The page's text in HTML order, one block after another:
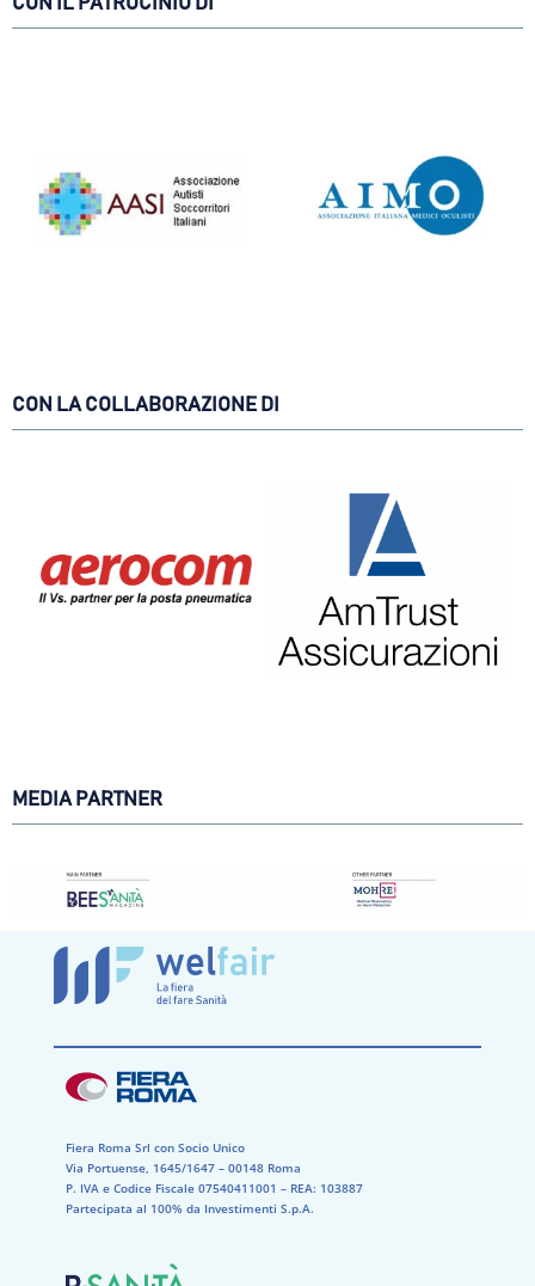
CON LA COLLABORAZIONE DI
MEDIA PARTNER
Fiera Roma Srl con Socio Unico
Via Portuense, 1645/1647 – 00148 Roma
P. IVA e Codice Fiscale 07540411001​ – REA: 103887​
Partecipata al 100% da Investimenti S.p.A.